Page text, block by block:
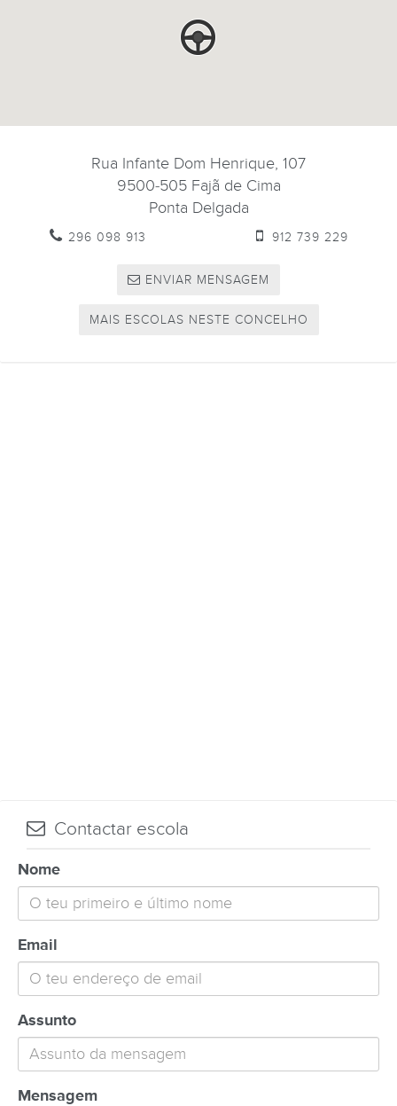
Rua Infante Dom Henrique, 107
9500-505 Fajã de Cima
Ponta Delgada
296 098 913 912 739 229
ENVIAR MENSAGEM
MAIS ESCOLAS NESTE CONCELHO
Contactar escola
Nome
Email
Assunto
Mensagem